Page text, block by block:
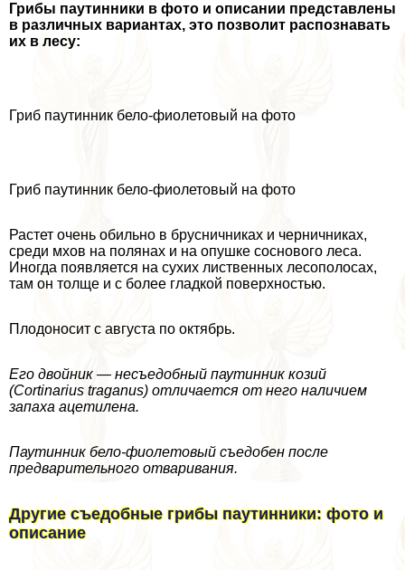
Грибы паутинники в фото и описании представлены
в различных вариантах, это позволит распознавать
их в лесу:
Гриб паутинник бело-фиолетовый на фото
Гриб паутинник бело-фиолетовый на фото
Растет очень обильно в брусничниках и черничниках,
среди мхов на полянах и на опушке соснового леса.
Иногда появляется на сухих лиственных лесополосах,
там он толще и с более гладкой поверхностью.
Плодоносит с августа по октябрь.
Его двойник — несъедобный паутинник козий
(Cortinarius traganus) отличается от него наличием
запаха ацетилена.
Паутинник бело-фиолетовый съедобен после
предварительного отваривания.
Другие съедобные грибы паутинники: фото и
описание